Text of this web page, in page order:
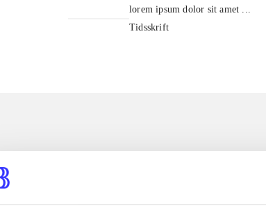
lorem ipsum dolor sit amet ...
Tidsskrift